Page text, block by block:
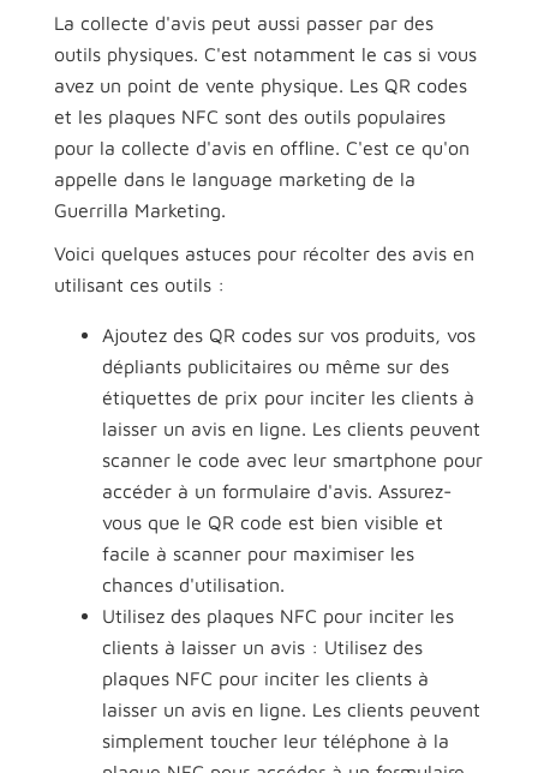
La collecte d'avis peut aussi passer par des
outils physiques. C'est notamment le cas si vous
avez un point de vente physique. Les QR codes
et les plaques NFC sont des outils populaires
pour la collecte d'avis en offline. C'est ce qu'on
appelle dans le language marketing de la
Guerrilla Marketing.
Voici quelques astuces pour récolter des avis en
utilisant ces outils :
Ajoutez des QR codes sur vos produits, vos
dépliants publicitaires ou même sur des
étiquettes de prix pour inciter les clients à
laisser un avis en ligne. Les clients peuvent
scanner le code avec leur smartphone pour
accéder à un formulaire d'avis. Assurez-
vous que le QR code est bien visible et
facile à scanner pour maximiser les
chances d'utilisation.
Utilisez des plaques NFC pour inciter les
clients à laisser un avis : Utilisez des
plaques NFC pour inciter les clients à
laisser un avis en ligne. Les clients peuvent
simplement toucher leur téléphone à la